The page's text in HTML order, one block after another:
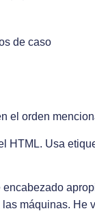
de caso
el orden
HTML. Usa
máquinas. He